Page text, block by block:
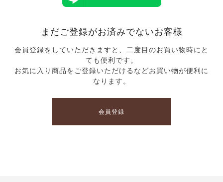
まだご登録がお済みでないお客様
会員登録をしていただきますと、二度目のお買い物時にと
ても便利です。
お気に入り商品をご登録いただけるなどお買い物が便利に
なります。
会員登録